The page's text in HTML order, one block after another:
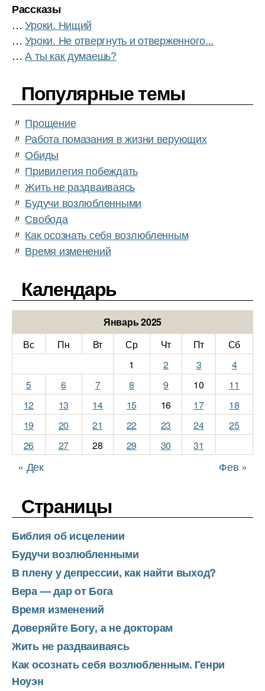
Рассказы
…Уроки. Нищий
…Уроки. Не отвергнуть и отверженного...
…А ты как думаешь?
Популярные темы
〃 Прощение
〃 Работа помазания в жизни верующих
〃 Обиды
〃 Привилегия побеждать
〃 Жить не раздваиваясь
〃 Будучи возлюбленными
〃 Свобода
〃 Как осознать себя возлюбленным
〃 Время изменений
Календарь
Январь 2025
Вс
Пн Вт Ср Чт Пт
Сб
1
2 3
4
5
6 7 8 9 10
11
12
13 14 15 16 17
18
19
20 21 22 23 24
25
26
27 28 29 30 31
« Дек Фев »
Страницы
Библия об исцелении
Будучи возлюбленными
В плену у депрессии, как найти выход?
Вера — дар от Бога
Время изменений
Доверяйте Богу, а не докторам
Жить не раздваиваясь
Как осознать себя возлюбленным. Генри
Ноуэн